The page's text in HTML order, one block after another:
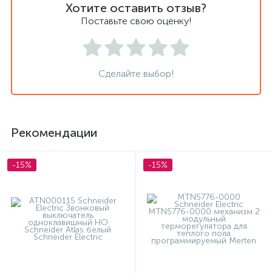
Хотите оставить отзыв?
Поставьте свою оценку!
Сделайте выбор!
Рекомендации
-15% -15%